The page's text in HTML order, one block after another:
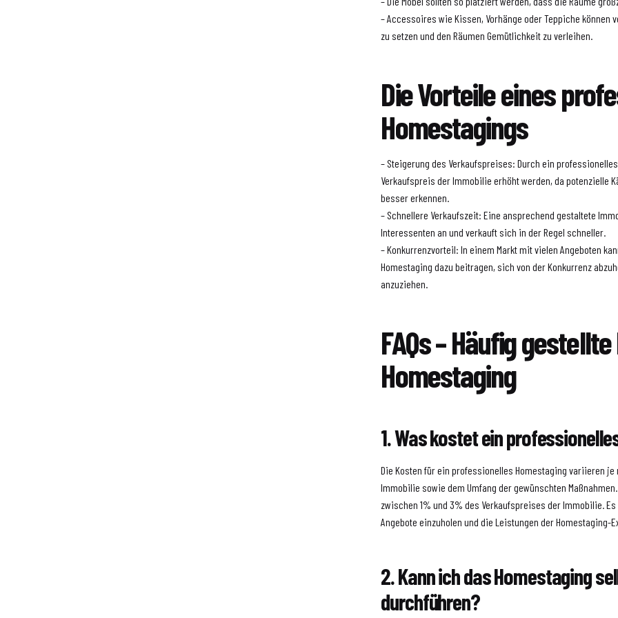
– Accessoires wie Kissen, Vorhänge oder Teppiche können
zu setzen und den Räumen Gemütlichkeit zu verleihen.
Die Vorteile eines
Homestagings
– Steigerung des Verkaufspreises: Durch ein
Verkaufspreis der Immobilie erhöht werden, da potenzielle
besser erkennen.
– Schnellere Verkaufszeit: Eine ansprechend gestaltete
Interessenten an und verkauft sich in der Regel schneller.
– Konkurrenzvorteil: In einem Markt mit vielen Angeboten
Homestaging dazu beitragen, sich von der Konkurrenz
anzuziehen.
FAQs – Häufig gestellte
Homestaging
1. Was kostet ein
Die Kosten für ein professionelles Homestaging variieren je
Immobilie sowie dem Umfang der gewünschten Maßnahmen.
zwischen 1% und 3% des Verkaufspreises der Immobilie.
Angebote einzuholen und die Leistungen der Homestaging-
2. Kann ich das Homestaging
durchführen?